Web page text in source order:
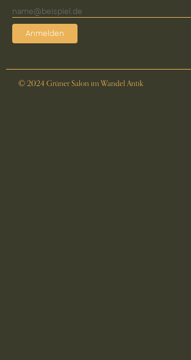
Anmelden
© 2024 Grüner Salon im Wandel Antik